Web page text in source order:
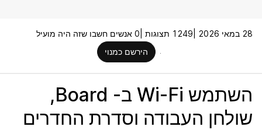
28 במאי 2026 | 1249 תצוגות |
0 אנשים חשבו שזה היה מועיל
הירשם כמנוי
השתמש Wi-Fi ב- Board,
שולחן העבודה וסדרת החדרים